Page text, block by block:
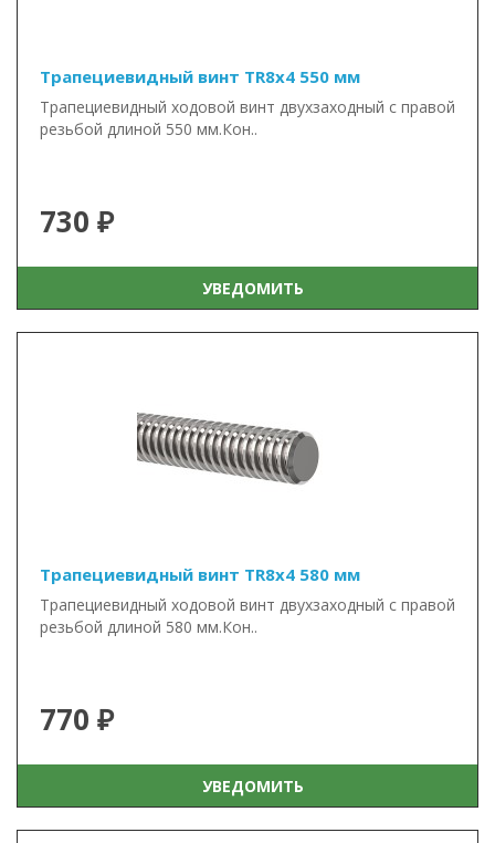
Трапециевидный винт TR8x4 550 мм
Трапециевидный ходовой винт двухзаходный с правой
резьбой длиной 550 мм.Кон..
730 ₽
УВЕДОМИТЬ
Трапециевидный винт TR8x4 580 мм
Трапециевидный ходовой винт двухзаходный с правой
резьбой длиной 580 мм.Кон..
770 ₽
УВЕДОМИТЬ